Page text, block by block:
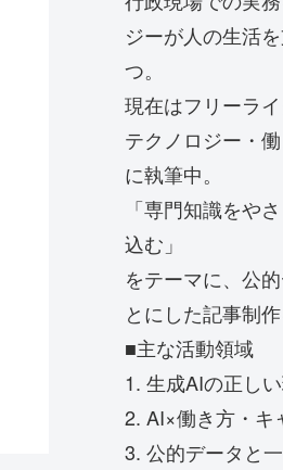
ジーが人の生活
つ。
現在はフリーラ
テクノロジー・
に執筆中。
「専門知識をや
込む」
をテーマに、公
とにした記事制
■主な活動領域
1. 生成AIの正し
2. AI×働き方・キ
3. 公的データと